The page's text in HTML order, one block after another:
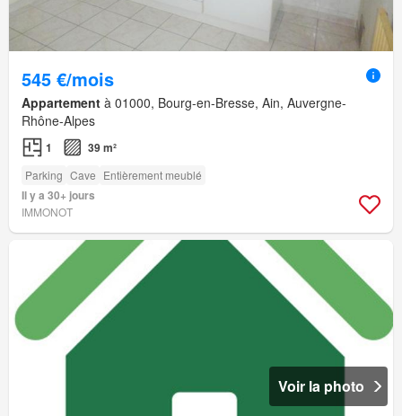
545 €/mois
Appartement à 01000, Bourg-en-Bresse, Ain, Auvergne-
Rhône-Alpes
1 39 m²
Parking Cave Entièrement meublé
Il y a 30+ jours
IMMONOT
Voir la photo